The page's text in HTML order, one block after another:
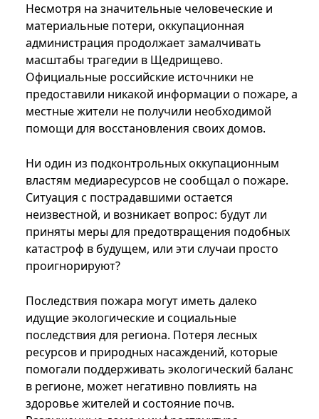
Несмотря на значительные человеческие и
материальные потери, оккупационная
администрация продолжает замалчивать
масштабы трагедии в Щедрищево.
Официальные российские источники не
предоставили никакой информации о пожаре, а
местные жители не получили необходимой
помощи для восстановления своих домов.
Ни один из подконтрольных оккупационным
властям медиаресурсов не сообщал о пожаре.
Ситуация с пострадавшими остается
неизвестной, и возникает вопрос: будут ли
приняты меры для предотвращения подобных
катастроф в будущем, или эти случаи просто
проигнорируют?
Последствия пожара могут иметь далеко
идущие экологические и социальные
последствия для региона. Потеря лесных
ресурсов и природных насаждений, которые
помогали поддерживать экологический баланс
в регионе, может негативно повлиять на
здоровье жителей и состояние почв.